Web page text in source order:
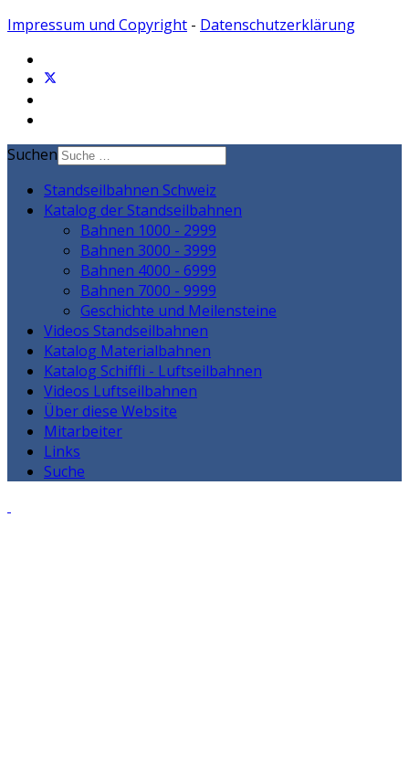
Impressum und Copyright - Datenschutzerklärung
Suchen
Standseilbahnen Schweiz
Katalog der Standseilbahnen
Bahnen 1000 - 2999
Bahnen 3000 - 3999
Bahnen 4000 - 6999
Bahnen 7000 - 9999
Geschichte und Meilensteine
Videos Standseilbahnen
Katalog Materialbahnen
Katalog Schiffli - Luftseilbahnen
Videos Luftseilbahnen
Über diese Website
Mitarbeiter
Links
Suche